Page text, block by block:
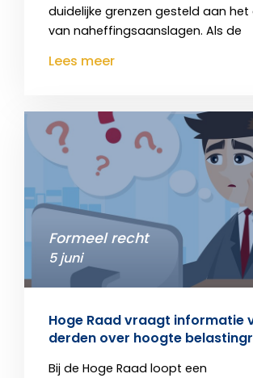
duidelijke grenzen gesteld aan
van naheffingsaanslagen. Als de
Lees meer
Formeel recht
5 juni
Hoge Raad vraagt informatie
derden over hoogte
Bij de Hoge Raad loopt een